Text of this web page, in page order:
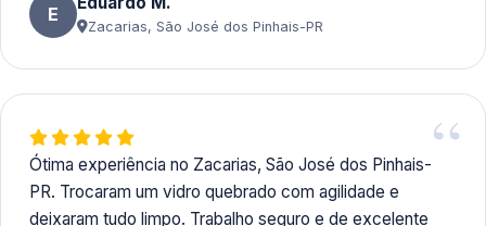
E
Zacarias, São José dos Pinhais-PR
Ótima experiência no Zacarias, São José dos Pinhais-
PR. Trocaram um vidro quebrado com agilidade e
deixaram tudo limpo. Trabalho seguro e de excelente